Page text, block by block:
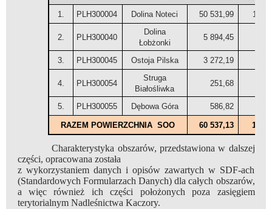
1. PLH300004 Dolina Noteci 50 531,99
2. PLH300040
Dolina
Łobżonki
5 894,45
3. PLH300045 Ostoja Pilska 3 272,19
4. PLH300054
Struga
Białośliwka
251,68
5. PLH300055 Dębowa Góra 586,82
RAZEM POWIERZCHNIA SOO 60 537,13
Charakterystyka obszarów, przedstawiona w dalszej
części, opracowana została
z wykorzystaniem danych i opisów zawartych w SDF-ach
(Standardowych Formularzach Danych) dla całych obszarów,
a więc również ich części położonych poza zasięgiem
terytorialnym Nadleśnictwa Kaczory.